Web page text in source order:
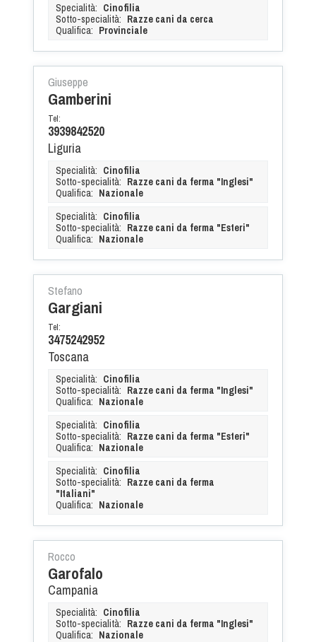
Specialità: Cinofilia
Sotto-specialità: Razze cani da cerca
Qualifica: Provinciale
Giuseppe
Gamberini
Tel:
3939842520
Liguria
Specialità: Cinofilia
Sotto-specialità: Razze cani da ferma "Inglesi"
Qualifica: Nazionale
Specialità: Cinofilia
Sotto-specialità: Razze cani da ferma "Esteri"
Qualifica: Nazionale
Stefano
Gargiani
Tel:
3475242952
Toscana
Specialità: Cinofilia
Sotto-specialità: Razze cani da ferma "Inglesi"
Qualifica: Nazionale
Specialità: Cinofilia
Sotto-specialità: Razze cani da ferma "Esteri"
Qualifica: Nazionale
Specialità: Cinofilia
Sotto-specialità: Razze cani da ferma
"Italiani"
Qualifica: Nazionale
Rocco
Garofalo
Campania
Specialità: Cinofilia
Sotto-specialità: Razze cani da ferma "Inglesi"
Qualifica: Nazionale